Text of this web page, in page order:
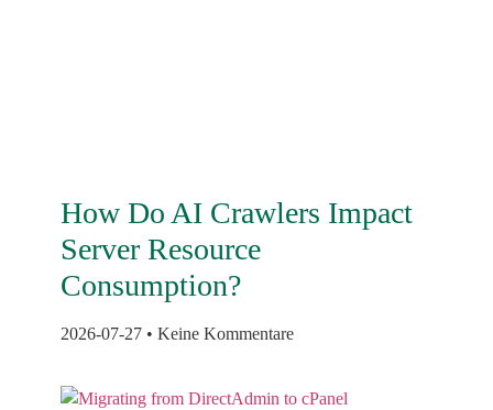
How Do AI Crawlers Impact
Server Resource
Consumption?
2026-07-27 Keine Kommentare